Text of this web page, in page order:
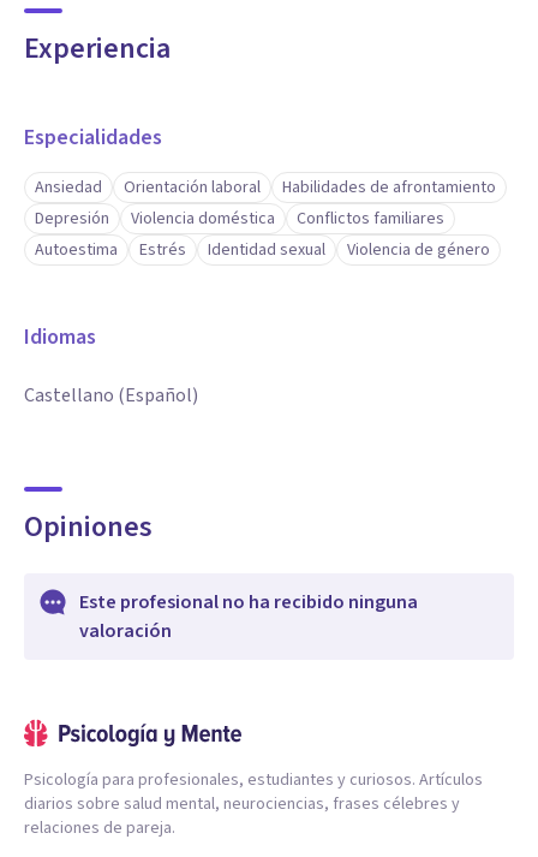
Experiencia
Especialidades
Ansiedad Orientación laboral
Habilidades de afrontamiento
Depresión
Violencia doméstica
Conflictos familiares
Autoestima
Estrés Identidad sexual Violencia de género
Idiomas
Castellano (Español)
Opiniones
Este profesional no ha recibido ninguna
valoración
Psicología para profesionales, estudiantes y curiosos. Artículos
diarios sobre salud mental, neurociencias, frases célebres y
relaciones de pareja.